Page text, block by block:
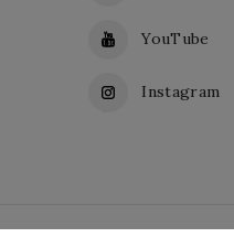
YouTube
Instagram